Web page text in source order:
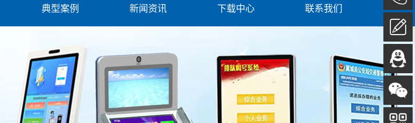
典型案例 新闻资讯 下载中心 联系我们